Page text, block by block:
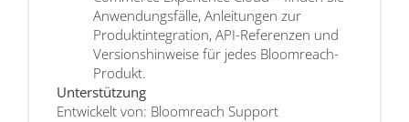
Anwendungsfälle, Anleitungen zur
Produktintegration, API-Referenzen und
Versionshinweise für jedes Bloomreach-
Produkt.
Unterstützung
Entwickelt von: Bloomreach Support